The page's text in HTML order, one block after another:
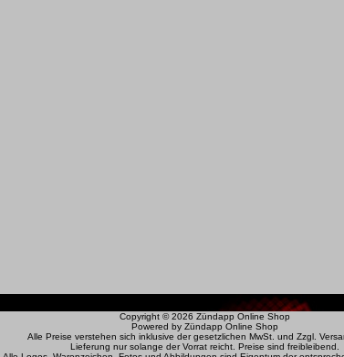
Copyright © 2026 Zündapp Online Shop
Powered by Zündapp Online Shop
Alle Preise verstehen sich inklusive der gesetzlichen MwSt. und Zzgl.
Lieferung nur solange der Vorrat reicht. Preise sind freibleibend.